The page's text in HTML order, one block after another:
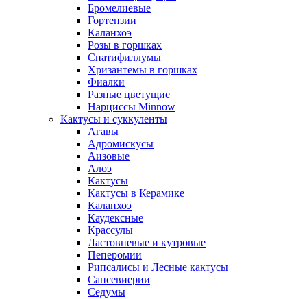
Бромелиевые
Гортензии
Каланхоэ
Розы в горшках
Спатифиллумы
Хризантемы в горшках
Фиалки
Разные цветущие
Нарциссы Minnow
Кактусы и суккуленты
Агавы
Адромискусы
Аизовые
Алоэ
Кактусы
Кактусы в Керамике
Каланхоэ
Каудексные
Крассулы
Ластовневые и кутровые
Пеперомии
Рипсалисы и Лесные кактусы
Сансевиерии
Седумы